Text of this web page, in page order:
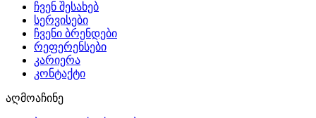
ჩვენ შესახებ
სერვისები
ჩვენი ბრენდები
რეფერენსები
კარიერა
კონტაქტი
აღმოაჩინე